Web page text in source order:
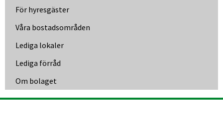
För hyresgäster
Våra bostadsområden
Lediga lokaler
Lediga förråd
Om bolaget